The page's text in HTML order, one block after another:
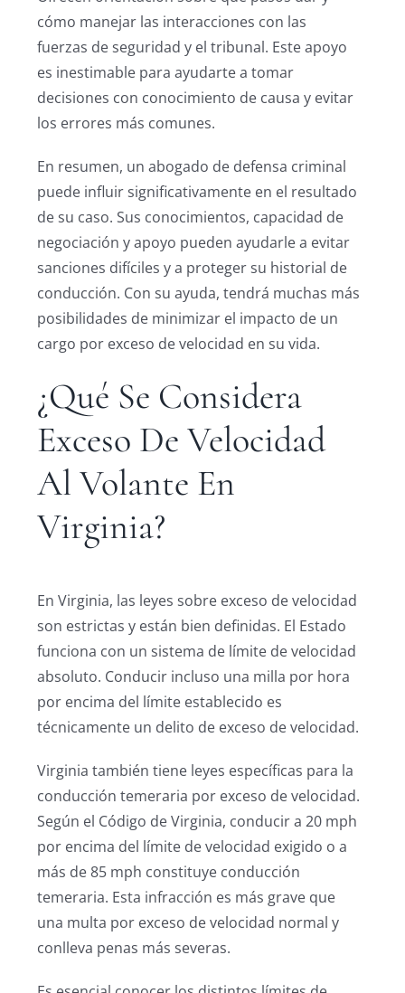
cómo manejar las interacciones con las
fuerzas de seguridad y el tribunal. Este apoyo
es inestimable para ayudarte a tomar
decisiones con conocimiento de causa y evitar
los errores más comunes.
En resumen, un abogado de defensa criminal
puede influir significativamente en el resultado
de su caso. Sus conocimientos, capacidad de
negociación y apoyo pueden ayudarle a evitar
sanciones difíciles y a proteger su historial de
conducción. Con su ayuda, tendrá muchas más
posibilidades de minimizar el impacto de un
cargo por exceso de velocidad en su vida.
¿Qué Se Considera
Exceso De Velocidad
Al Volante En
Virginia?
En Virginia, las leyes sobre exceso de velocidad
son estrictas y están bien definidas. El Estado
funciona con un sistema de límite de velocidad
absoluto. Conducir incluso una milla por hora
por encima del límite establecido es
técnicamente un delito de exceso de velocidad.
Virginia también tiene leyes específicas para la
conducción temeraria por exceso de velocidad.
Según el Código de Virginia, conducir a 20 mph
por encima del límite de velocidad exigido o a
más de 85 mph constituye conducción
temeraria. Esta infracción es más grave que
una multa por exceso de velocidad normal y
conlleva penas más severas.